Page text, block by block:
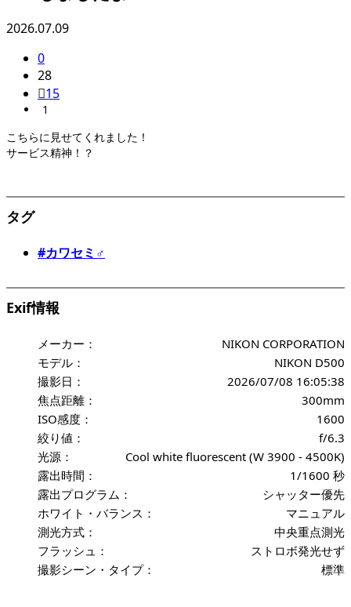
2026.07.09
0
28
15
1
こちらに見せてくれました！
サービス精神！？
タグ
#カワセミ♂
Exif情報
メーカー：
NIKON CORPORATION
モデル：
NIKON D500
撮影日：
2026/07/08 16:05:38
焦点距離：
300mm
ISO感度：
1600
絞り値：
f/6.3
光源：
Cool white fluorescent (W 3900 - 4500K)
露出時間：
1/1600 秒
露出プログラム：
シャッター優先
ホワイト・バランス：
マニュアル
測光方式：
中央重点測光
フラッシュ：
ストロボ発光せず
撮影シーン・タイプ：
標準